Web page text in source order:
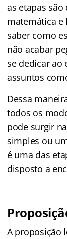
as etapas
matemática e
saber como
não acabar
se dedicar ao
assuntos
Dessa
todos os
pode surgir
simples ou
é uma das
disposto a
A proposição